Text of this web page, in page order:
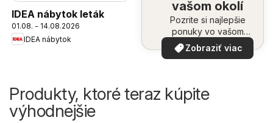
IDEA nábytok leták
01.08. - 14.08.2026
IDEA nábytok
vašom okolí
Pozrite si najlepšie
ponuky vo vašom
okolí
Zobraziť viac
Produkty, ktoré teraz kúpite
výhodnejšie